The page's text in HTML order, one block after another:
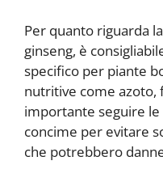
Per quanto riguarda
ginseng, è
specifico per piante
nutritive come azoto,
importante seguire
concime per evitare
che potrebbero